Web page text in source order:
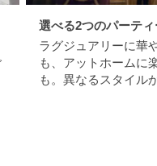
選べる2つのパーテ
ラグジュアリーに華
も、アットホームに
も。異なるスタイル